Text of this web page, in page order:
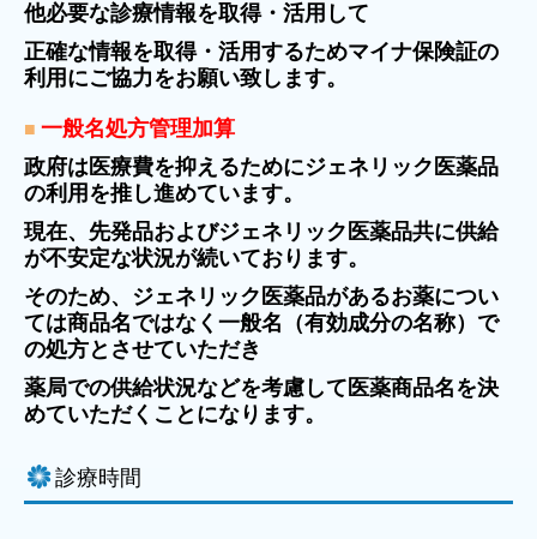
他必要な診療情報を取得・活用して
正確な情報を取得・活用するためマイナ保険証の
利用にご協力をお願い致します。
■ 一般名処方管理加算
政府は医療費を抑えるためにジェネリック医薬品
の利用を推し進めています。
現在、先発品およびジェネリック医薬品共に供給
が不安定な状況が続いております。
そのため、ジェネリック医薬品があるお薬につい
ては商品名ではなく一般名（有効成分の名称）で
の処方とさせていただき
薬局での供給状況などを考慮して医薬商品名を決
めていただくことになります。
診療時間